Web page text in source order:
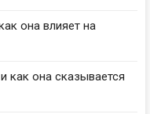
она влияет на
как она сказывается